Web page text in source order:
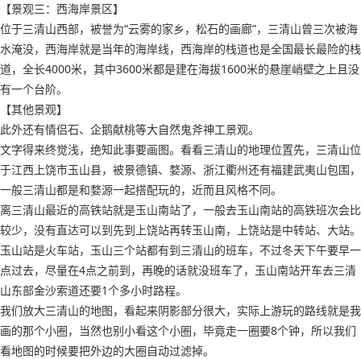
【景观三：西海岸景区】
位于三清山西部，被誉为“云雾的家乡，松石的画廊”，三清山曾三次被海
水淹没，西海岸就是当年的海岸线，西海岸的栈道也是全国最长最险的栈
道，全长4000米，其中3600米都是建在海拔1600米的悬崖峭壁之上且没
有一个台阶。
【其他景观】
此外还有情侣石、企鹅献桃等大自然鬼斧神工景观。
文字得来终觉浅，绝知此事要画图。看看三清山的地理位置先，三清山位
于江西上饶市玉山县，被景德镇、婺源、浙江衢州还有福建武夷山包围，
一般三清山都是和婺源一起搭配玩的，近而且风格不同。
离三清山最近的高铁站就是玉山南站了，一般去玉山南站的高铁班次会比
较少，没有直达可以到先到上饶站再转玉山南，上饶站是中转站、大站。
玉山站是火车站，玉山三个站都有到三清山的班车，不过冬天下午要早一
点过去，尽量在4点之前到，再晚的话就没班车了，玉山南站开车去三清
山东部金沙索道还要1个多小时路程。
我们放大三清山的地图，看起来阴影部分很大，实际上游玩的路线就是我
画的那个小圈，当然也别小看这个小圈，毕竟走一圈要8个钟，所以我们
看地图的时候要把外边的大圈自动过滤掉。